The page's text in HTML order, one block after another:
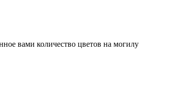
вами количество цветов на могилу